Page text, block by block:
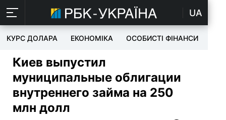
UA
КУРС ДОЛАРА ЕКОНОМІКА ОСОБИСТІ ФІНАНСИ
Киев выпустил
муниципальные облигации
внутреннего займа на 250
млн долл